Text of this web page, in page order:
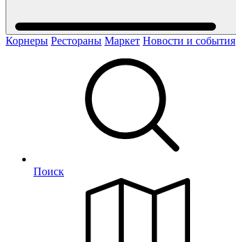
Корнеры Рестораны Маркет Новости и события
Поиск